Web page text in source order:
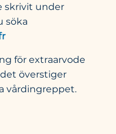
skrivit under
söka
för extraarvode
överstiger
vårdingreppet.